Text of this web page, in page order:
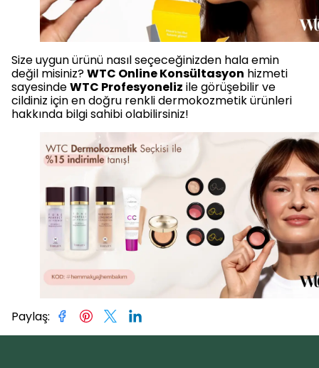
Size uygun ürünü nasıl seçeceğinizden hala emin
değil misiniz?WTC Online Konsültasyon hizmeti
sayesindeWTC Profesyoneliz ile görüşebilir ve
cildiniz için en doğru renkli dermokozmetik ürünleri
hakkında bilgi sahibi olabilirsiniz!
Paylaş: